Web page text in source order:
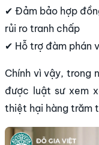
✔ Đảm bảo hợp
rủi ro tranh chấp
✔ Hỗ trợ đàm phán
Chính vì vậy, trong
được luật sư xem
thiệt hại hàng trăm